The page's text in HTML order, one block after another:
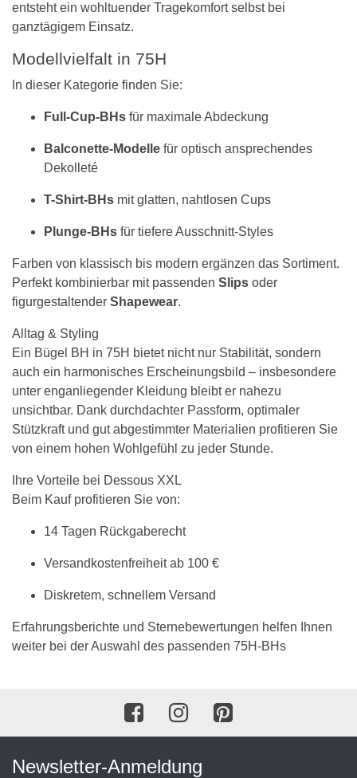
entsteht ein wohltuender Tragekomfort selbst bei
ganztägigem Einsatz.
Modellvielfalt in 75H
In dieser Kategorie finden Sie:
Full-Cup-BHs für maximale Abdeckung
Balconette-Modelle für optisch ansprechendes
Dekolleté
T-Shirt-BHs mit glatten, nahtlosen Cups
Plunge-BHs für tiefere Ausschnitt-Styles
Farben von klassisch bis modern ergänzen das Sortiment.
Perfekt kombinierbar mit passenden Slips oder
figurgestaltender Shapewear.
Alltag & Styling
Ein Bügel BH in 75H bietet nicht nur Stabilität, sondern
auch ein harmonisches Erscheinungsbild – insbesondere
unter enganliegender Kleidung bleibt er nahezu
unsichtbar. Dank durchdachter Passform, optimaler
Stützkraft und gut abgestimmter Materialien profitieren Sie
von einem hohen Wohlgefühl zu jeder Stunde.
Ihre Vorteile bei Dessous XXL
Beim Kauf profitieren Sie von:
14 Tagen Rückgaberecht
Versandkostenfreiheit ab 100 €
Diskretem, schnellem Versand
Erfahrungsberichte und Sternebewertungen helfen Ihnen
weiter bei der Auswahl des passenden 75H-BHs
Newsletter-Anmeldung